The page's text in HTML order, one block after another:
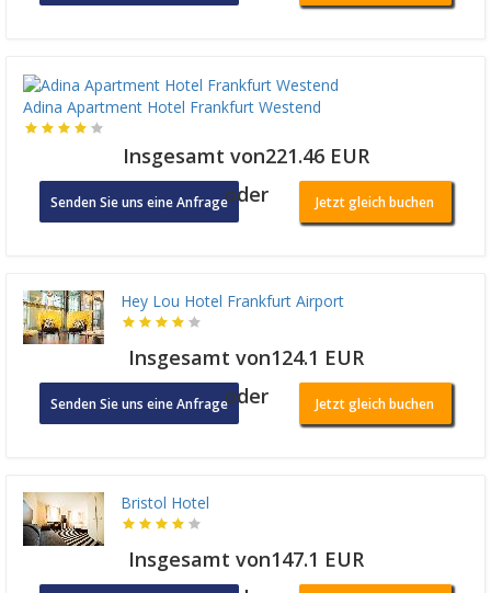
Adina Apartment Hotel Frankfurt Westend
Insgesamt von221.46 EUR
Senden Sie uns eine Anfrageoder Jetzt gleich buchen
Hey Lou Hotel Frankfurt Airport
Insgesamt von124.1 EUR
Senden Sie uns eine Anfrageoder Jetzt gleich buchen
Bristol Hotel
Insgesamt von147.1 EUR